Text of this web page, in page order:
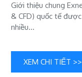
Giới thiệu chung
& CFD) quốc tế
nhiều…
XEM CHI TIẾT >>